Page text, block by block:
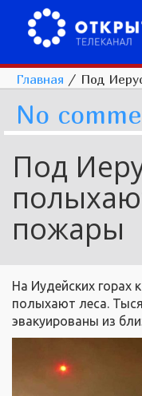
Главная / Под
No
Под
пожары
На Иудейских горах
полыхают леса.
эвакуированы из